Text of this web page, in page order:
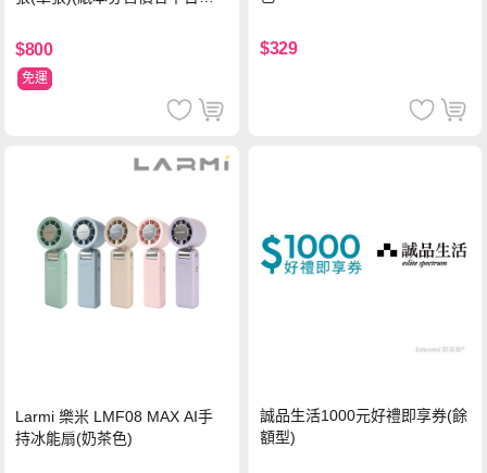
$800
免運
$329
Larmi 樂米 LMF08 MAX AI手
持冰能扇(奶茶色)
誠品生活1000元好禮即享券(餘
額型)